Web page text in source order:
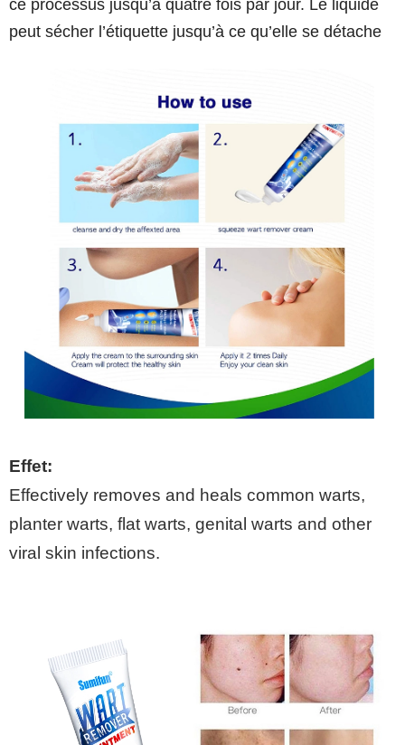
ce processus jusqu’à quatre fois par jour. Le liquide
peut sécher l’étiquette jusqu’à ce qu’elle se détache
Effet:
Effectively removes and heals common warts,
planter warts, flat warts, genital warts and other
viral skin infections.